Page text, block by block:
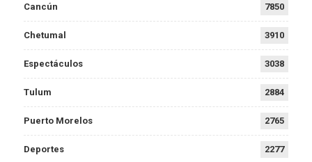
Cancún 7850
Chetumal 3910
Espectáculos 3038
Tulum 2884
Puerto Morelos 2765
Deportes 2277